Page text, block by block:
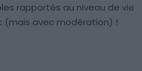
rapportés au niveau de vie
(mais avec modération) !